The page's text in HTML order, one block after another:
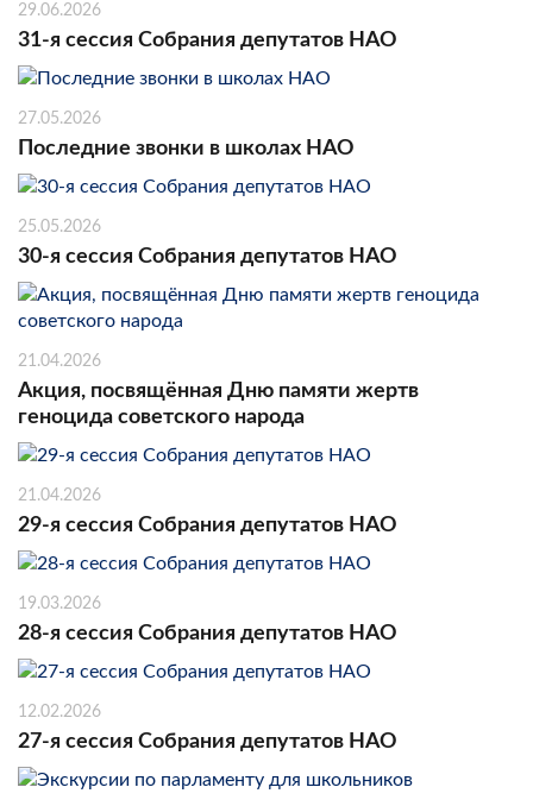
29.06.2026
31-я сессия Собрания депутатов НАО
27.05.2026
Последние звонки в школах НАО
25.05.2026
30-я сессия Собрания депутатов НАО
21.04.2026
Акция, посвящённая Дню памяти жертв
геноцида советского народа
21.04.2026
29-я сессия Собрания депутатов НАО
19.03.2026
28-я сессия Собрания депутатов НАО
12.02.2026
27-я сессия Собрания депутатов НАО